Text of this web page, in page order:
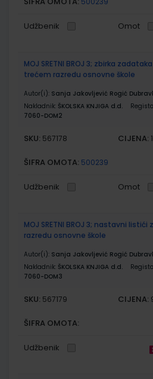
Udžbenik Omot
MOJ SRETNI BROJ 3; zbirka
trećem razredu osnovne škole
Autor(i): Sanja Jakovljević Rogić
Nakladnik: ŠKOLSKA KNJIGA d.d.
7060-DOM2
SKU: 567178 CIJENA:
ŠIFRA OMOTA: 500239
Udžbenik Omot
MOJ SRETNI BROJ 3; nastavni
razredu osnovne škole
Autor(i): Sanja Jakovljević Rogić
Nakladnik: ŠKOLSKA KNJIGA d.d.
7060-DOM3
SKU: 567179 CIJENA:
ŠIFRA OMOTA:
Udžbenik